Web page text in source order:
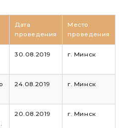
Дата
проведения
Место
проведения
30.08.2019 г. Минск
24.08.2019 г. Минск
20.08.2019 г. Минск